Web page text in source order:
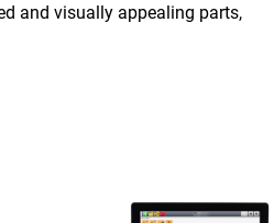
and visually appealing parts,